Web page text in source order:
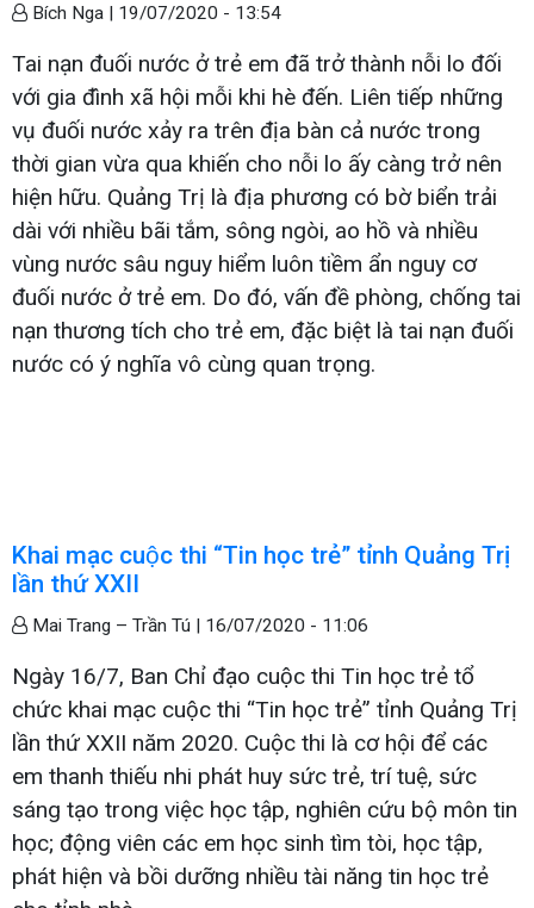
Bích Nga | 19/07/2020 - 13:54
Tai nạn đuối nước ở trẻ em đã trở thành nỗi lo đối
với gia đình xã hội mỗi khi hè đến. Liên tiếp những
vụ đuối nước xảy ra trên địa bàn cả nước trong
thời gian vừa qua khiến cho nỗi lo ấy càng trở nên
hiện hữu. Quảng Trị là địa phương có bờ biển trải
dài với nhiều bãi tắm, sông ngòi, ao hồ và nhiều
vùng nước sâu nguy hiểm luôn tiềm ẩn nguy cơ
đuối nước ở trẻ em. Do đó, vấn đề phòng, chống tai
nạn thương tích cho trẻ em, đặc biệt là tai nạn đuối
nước có ý nghĩa vô cùng quan trọng.
Khai mạc cuộc thi “Tin học trẻ” tỉnh Quảng Trị
lần thứ XXII
Mai Trang – Trần Tú | 16/07/2020 - 11:06
Ngày 16/7, Ban Chỉ đạo cuộc thi Tin học trẻ tổ
chức khai mạc cuộc thi “Tin học trẻ” tỉnh Quảng Trị
lần thứ XXII năm 2020. Cuộc thi là cơ hội để các
em thanh thiếu nhi phát huy sức trẻ, trí tuệ, sức
sáng tạo trong việc học tập, nghiên cứu bộ môn tin
học; động viên các em học sinh tìm tòi, học tập,
phát hiện và bồi dưỡng nhiều tài năng tin học trẻ